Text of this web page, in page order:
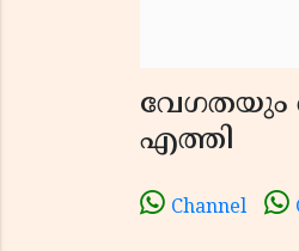
വേഗതയും
എത്തി
Channel